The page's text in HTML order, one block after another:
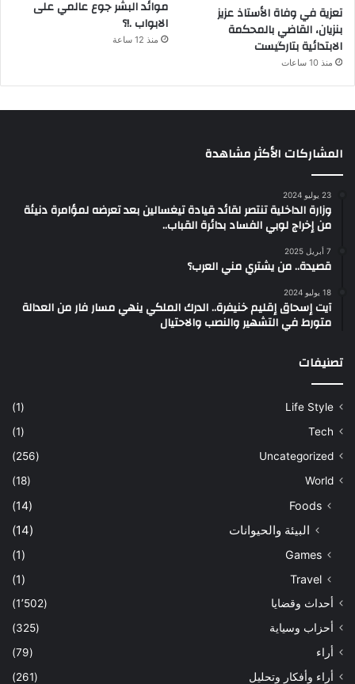
تعزية في وفاة الأستاذ عزيز
بنزيان، القاضي بالمحكمة
الابتدائية بتارگيست
منذ 10 ساعات
موائد البشر جوع عالمي على
الابواب .!؟
منذ 12 ساعة
المشاركات الأكثر مشاهدة
23 يوليو 2024
وزارة الداخلية تنتصر لقائد قيادة تيغسالين بعد تعرضه لمؤامرة دنيئة
من إخراج لوبي الفساد بدائرة القباب..
7 أبريل 2025
قصيدة.. من يشتري مني العرب؟
18 يوليو 2024
آيت إسحاق إقليم خنيفرة.. الدرك الملكي ينهي مسار فار من العدالة
متورط في التشهير والنصب والاحتيال
تصنيفات
Life Style
(1)
Tech
(1)
Uncategorized
(256)
World
(18)
Foods
(14)
البيئة والحيوانات (14)
Games
(1)
Travel
(1)
أحداث وقضايا
(1٬502)
أحزاب وسياية
(325)
أراء
(79)
أراء وأفكار وتحليل
(261)